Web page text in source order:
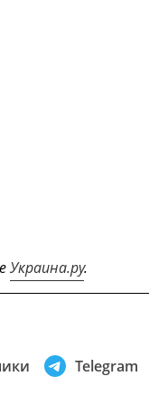
Украина.ру.
Telegram